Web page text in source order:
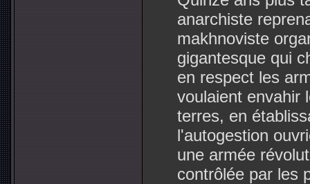
anarchiste
makhnoviste
gigantesque qui
en respect les
voulaient envahir
terres, en
l'autogestion
une armée
contrôlée par les